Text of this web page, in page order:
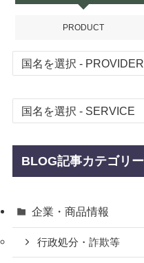
PRODUCT
BLOG記事カテゴリー
企業・商品情報
行政処分・詐欺等